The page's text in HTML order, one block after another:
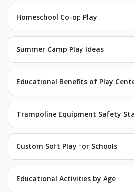
Homeschool Co-op Play
Summer Camp Play Ideas
Educational Benefits of Play
Trampoline Equipment Safety
Custom Soft Play for Schools
Educational Activities by Age